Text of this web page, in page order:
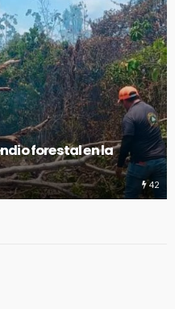
y forma la construcción